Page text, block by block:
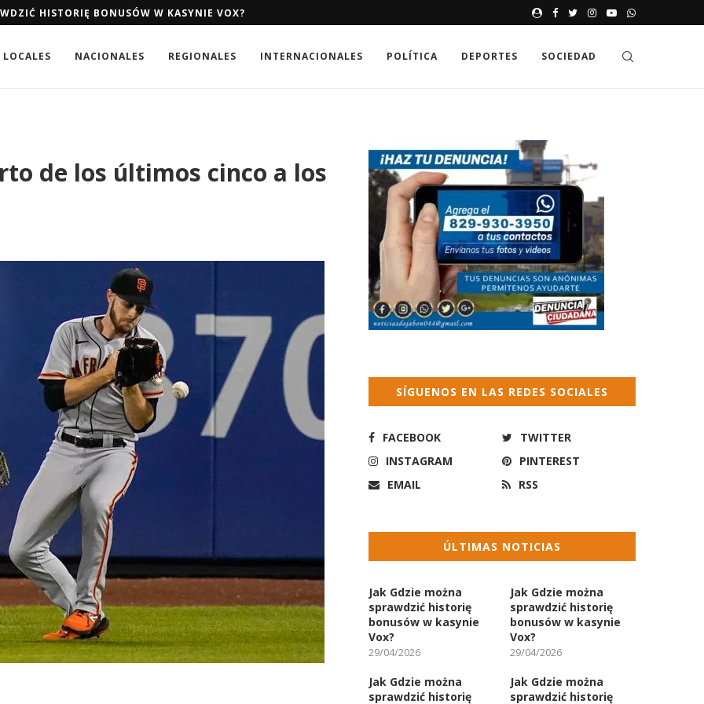
HISTORIĘ BONUSÓW W KASYNIE VOX?
JAK GDZIE MOŻNA
LOCALES NACIONALES REGIONALES INTERNACIONALES POLÍTICA DEPORTES SOCIEDAD
de los últimos cinco a los
SÍGUENOS EN LAS REDES SOCIALES
FACEBOOK
TWITTER
INSTAGRAM
PINTEREST
EMAIL
RSS
ÚLTIMAS NOTICIAS
Jak Gdzie można
sprawdzić historię
bonusów w kasynie
Vox?
29/04/2026
Jak Gdzie można
sprawdzić historię
bonusów w kasynie
Vox?
29/04/2026
Jak Gdzie można
sprawdzić historię
Jak Gdzie można
sprawdzić historię